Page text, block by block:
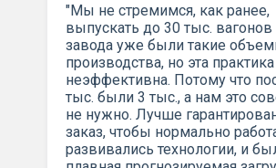
"Мы не стремимся, как ранее,
выпускать до 30 тыс. вагонов
завода уже были такие
производства, но эта практика
неэффективна. Потому что
тыс. были 3 тыс., а нам это
не нужно. Лучше
заказ, чтобы нормально
развивались технологии, и